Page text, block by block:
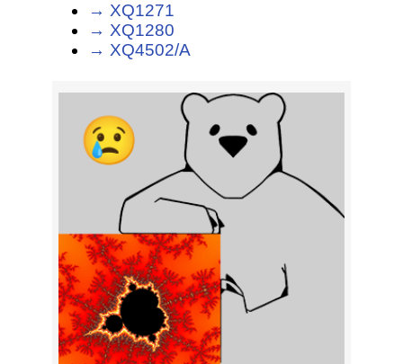
→ XQ1271
→ XQ1280
→ XQ4502/A